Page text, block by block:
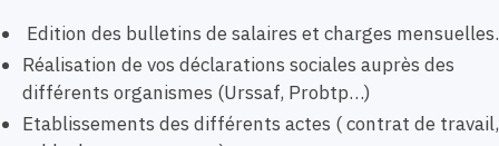
Edition des bulletins de salaires et charges mensuelles.
Réalisation de vos déclarations sociales auprès des
différents organismes (Urssaf, Probtp…)
Etablissements des différents actes ( contrat de travail,